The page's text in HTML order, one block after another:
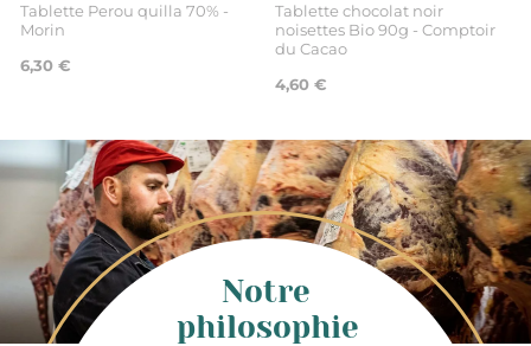
Tablette Perou quilla 70% -
Morin
6,30 €
Tablette chocolat noir
noisettes Bio 90g - Comptoir
du Cacao
4,60 €
Notre
philosophie